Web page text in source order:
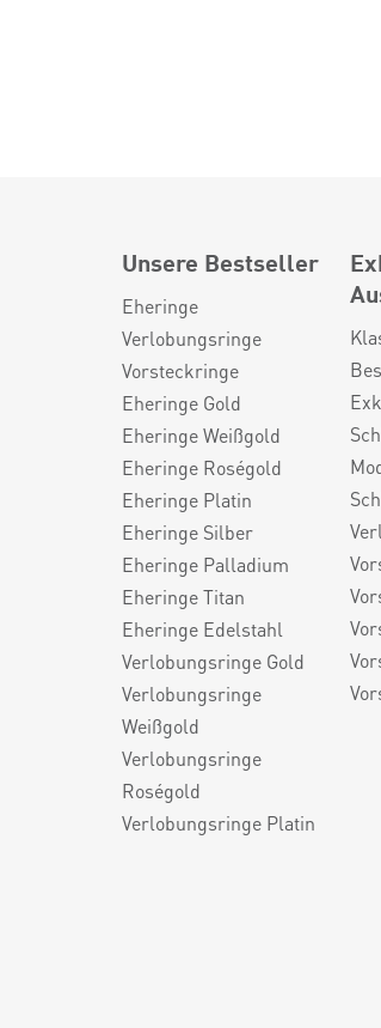
Unsere Bestseller
Eheringe
Verlobungsringe
Vorsteckringe
Eheringe Gold
Eheringe Weißgold
Eheringe Roségold
Eheringe Platin
Eheringe Silber
Eheringe Palladium
Eheringe Titan
Eheringe Edelstahl
Verlobungsringe Gold
Verlobungsringe
Weißgold
Verlobungsringe
Roségold
Verlobungsringe Platin